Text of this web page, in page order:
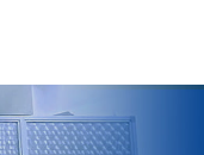
容
navigation